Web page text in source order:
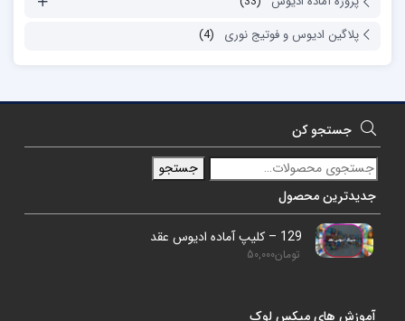
پلاگین ادیوس و فوتیج نوری
(4)
جستجو کن
جستجو
جدیدترین محصول
129 – کلیپ آماده ادیوس عقد
تومان50,000
آموزش های میکس لوک